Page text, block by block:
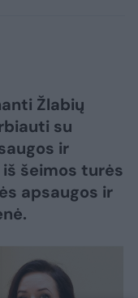
Žlabių
su
ir
šeimos turės
apsaugos ir